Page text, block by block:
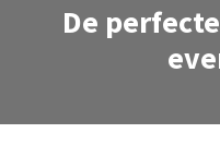
De